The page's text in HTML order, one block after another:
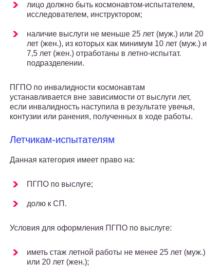
лицо должно быть космонавтом-испытателем,
исследователем, инструктором;
наличие выслуги не меньше 25 лет (муж.) или 20
лет (жен.), из которых как минимум 10 лет (муж.) и
7,5 лет (жен.) отработаны в летно-испытат.
подразделении.
ПГПО по инвалидности космонавтам
устанавливается вне зависимости от выслуги лет,
если инвалидность наступила в результате увечья,
контузии или ранения, полученных в ходе работы.
Летчикам-испытателям
Данная категория имеет право на:
ПГПО по выслуге;
долю к СП.
Условия для оформления ПГПО по выслуге:
иметь стаж летной работы не менее 25 лет (муж.)
или 20 лет (жен.);